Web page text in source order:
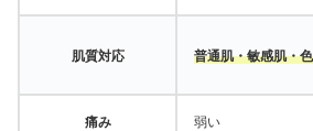
肌質対応 普通肌・敏感肌・
痛み 弱い